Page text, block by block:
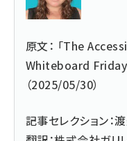
原文： 「The
Whiteboard Friday
（2025/05/30）
記事セレクション：